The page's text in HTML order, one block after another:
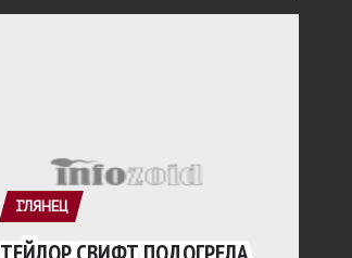
ГЛЯНЕЦ